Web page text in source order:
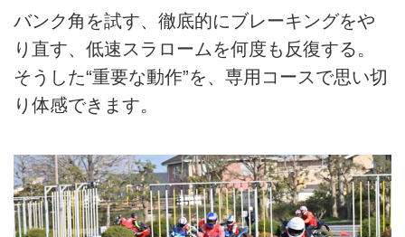
バンク角を試す、徹底的にブレーキングをや
り直す、低速スラロームを何度も反復する。
そうした“重要な動作”を、専用コースで思い切
り体感できます。